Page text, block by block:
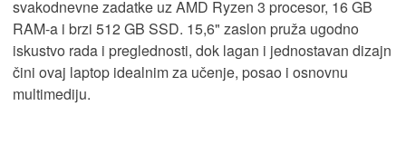
svakodnevne zadatke uz AMD Ryzen 3 procesor, 16 GB
RAM-a i brzi 512 GB SSD. 15,6" zaslon pruža ugodno
iskustvo rada i preglednosti, dok lagan i jednostavan dizajn
čini ovaj laptop idealnim za učenje, posao i osnovnu
multimediju.